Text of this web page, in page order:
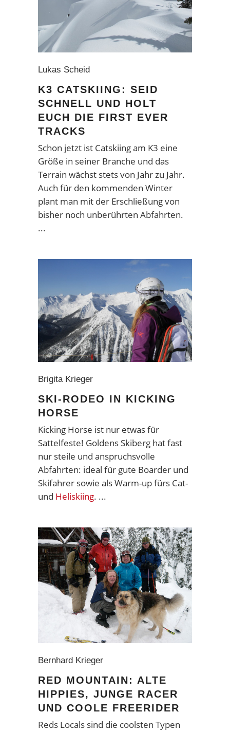
Lukas Scheid
K3 CATSKIING: SEID
SCHNELL UND HOLT
EUCH DIE FIRST EVER
TRACKS
Schon jetzt ist Catskiing am K3 eine
Größe in seiner Branche und das
Terrain wächst stets von Jahr zu Jahr.
Auch für den kommenden Winter
plant man mit der Erschließung von
bisher noch unberührten Abfahrten.
Brigita Krieger
SKI-RODEO IN KICKING
HORSE
Kicking Horse ist nur etwas für
Sattelfeste! Goldens Skiberg hat fast
nur steile und anspruchsvolle
Abfahrten: ideal für gute Boarder und
Skifahrer sowie als Warm-up fürs Cat-
und Heliskiing.
Bernhard Krieger
RED MOUNTAIN: ALTE
HIPPIES, JUNGE RACER
UND COOLE FREERIDER
Reds Locals sind die coolsten Typen